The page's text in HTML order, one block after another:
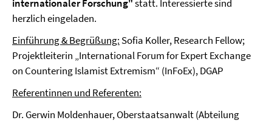
internationaler Forschung"statt. Interessierte sind
herzlich eingeladen.
Einführung & Begrüßung: Sofia Koller, Research Fellow;
Projektleiterin „International Forum for Expert Exchange
on Countering Islamist Extremism“ (InFoEx), DGAP
Referentinnen und Referenten:
Dr. Gerwin Moldenhauer, Oberstaatsanwalt (Abteilung